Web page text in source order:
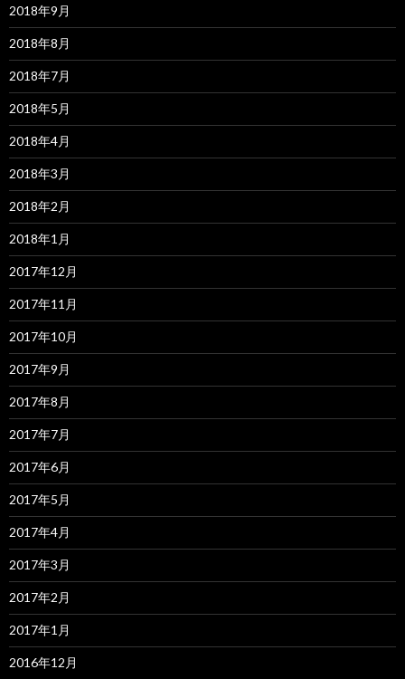
2018年9月
2018年8月
2018年7月
2018年5月
2018年4月
2018年3月
2018年2月
2018年1月
2017年12月
2017年11月
2017年10月
2017年9月
2017年8月
2017年7月
2017年6月
2017年5月
2017年4月
2017年3月
2017年2月
2017年1月
2016年12月